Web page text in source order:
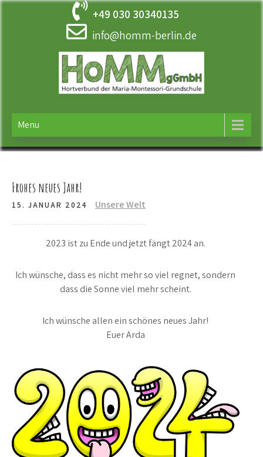
Skip
+49 030 30340135
info@homm-berlin.de
HOMM
Menu
Frohes neues Jahr!
15. JANUAR 2024 Unsere Welt
2023 ist zu Ende und jetzt fängt 2024 an.
Ich wünsche, dass es nicht mehr so viel regnet, sondern
dass die Sonne viel mehr scheint.
Ich wünsche allen ein schönes neues Jahr!
Euer Arda